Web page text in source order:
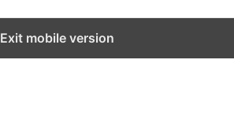
Exit mobile version